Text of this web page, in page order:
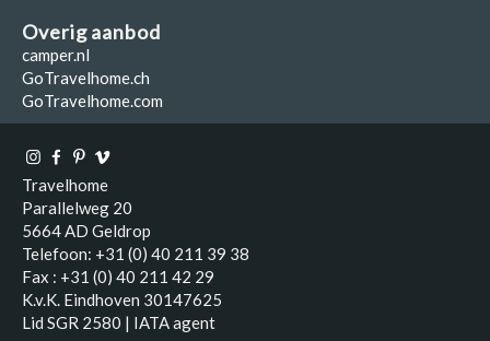
Overig aanbod
camper.nl
GoTravelhome.ch
GoTravelhome.com
Travelhome
Parallelweg 20
5664 AD Geldrop
Telefoon: +31 (0) 40 211 39 38
Fax : +31 (0) 40 211 42 29
K.v.K. Eindhoven 30147625
Lid SGR 2580 | IATA agent